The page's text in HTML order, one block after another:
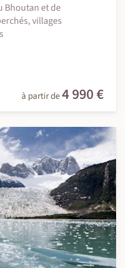
Bhoutan et de
villages
à partir de4 990 €